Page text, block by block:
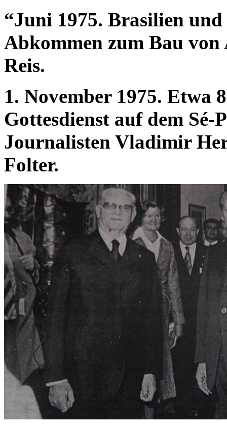
“Juni 1975. Brasilien
Abkommen zum Bau
Reis.
1. November 1975. Etwa
Gottesdienst auf dem
Journalisten Vladimir
Folter.